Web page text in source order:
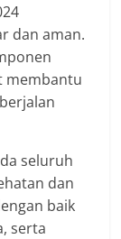
dan aman.
membantu
seluruh
dan
baik
serta